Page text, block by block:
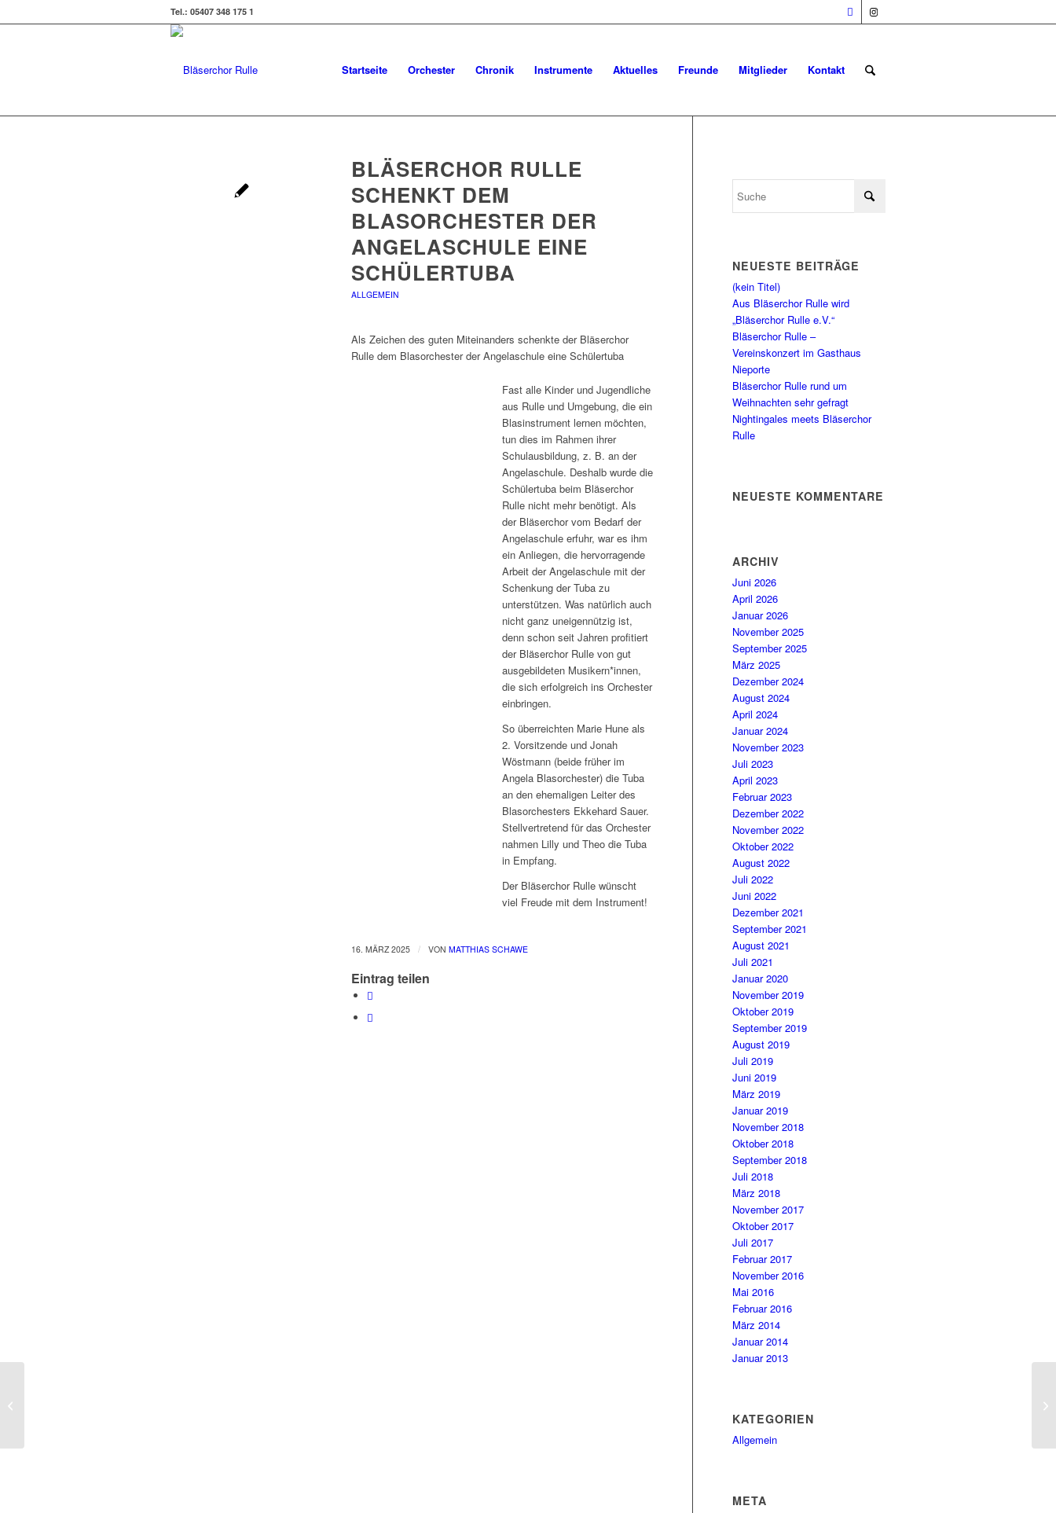
Tel.: 05407 348 175 1
Startseite Orchester Chronik Instrumente Aktuelles Freunde Mitglieder Kontakt
BLÄSERCHOR RULLE
SCHENKT DEM
BLASORCHESTER DER
ANGELASCHULE EINE
SCHÜLERTUBA
ALLGEMEIN
Als Zeichen des guten Miteinanders schenkte der Bläserchor
Rulle dem Blasorchester der Angelaschule eine Schülertuba
Fast alle Kinder und Jugendliche
aus Rulle und Umgebung, die ein
Blasinstrument lernen möchten,
tun dies im Rahmen ihrer
Schulausbildung, z. B. an der
Angelaschule. Deshalb wurde die
Schülertuba beim Bläserchor
Rulle nicht mehr benötigt. Als
der Bläserchor vom Bedarf der
Angelaschule erfuhr, war es ihm
ein Anliegen, die hervorragende
Arbeit der Angelaschule mit der
Schenkung der Tuba zu
unterstützen. Was natürlich auch
nicht ganz uneigennützig ist,
denn schon seit Jahren profitiert
der Bläserchor Rulle von gut
ausgebildeten Musikern*innen,
die sich erfolgreich ins Orchester
einbringen.
So überreichten Marie Hune als
2. Vorsitzende und Jonah
Wöstmann (beide früher im
Angela Blasorchester) die Tuba
an den ehemaligen Leiter des
Blasorchesters Ekkehard Sauer.
Stellvertretend für das Orchester
nahmen Lilly und Theo die Tuba
in Empfang.
Der Bläserchor Rulle wünscht
viel Freude mit dem Instrument!
16. MÄRZ 2025 / VON MATTHIAS SCHAWE
Eintrag teilen
NEUESTE BEITRÄGE
(kein Titel)
Aus Bläserchor Rulle wird
„Bläserchor Rulle e.V.“
Bläserchor Rulle –
Vereinskonzert im Gasthaus
Nieporte
Bläserchor Rulle rund um
Weihnachten sehr gefragt
Nightingales meets Bläserchor
Rulle
NEUESTE KOMMENTARE
ARCHIV
Juni 2026
April 2026
Januar 2026
November 2025
September 2025
März 2025
Dezember 2024
August 2024
April 2024
Januar 2024
November 2023
Juli 2023
April 2023
Februar 2023
Dezember 2022
November 2022
Oktober 2022
August 2022
Juli 2022
Juni 2022
Dezember 2021
September 2021
August 2021
Juli 2021
Januar 2020
November 2019
Oktober 2019
September 2019
August 2019
Juli 2019
Juni 2019
März 2019
Januar 2019
November 2018
Oktober 2018
September 2018
Juli 2018
März 2018
November 2017
Oktober 2017
Juli 2017
Februar 2017
November 2016
Mai 2016
Februar 2016
März 2014
Januar 2014
Januar 2013
KATEGORIEN
Allgemein
META